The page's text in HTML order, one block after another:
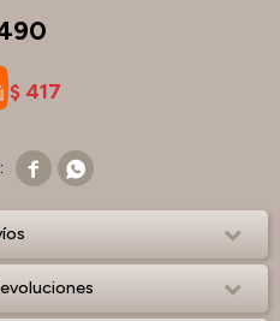
$ 417
 